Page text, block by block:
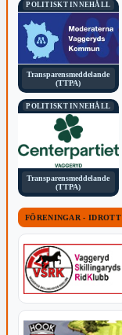
POLITISKT INNEHÅLL
Transparensmeddelande
(TTPA)
POLITISKT INNEHÅLL
Transparensmeddelande
(TTPA)
FÖRENINGAR - IDROTT